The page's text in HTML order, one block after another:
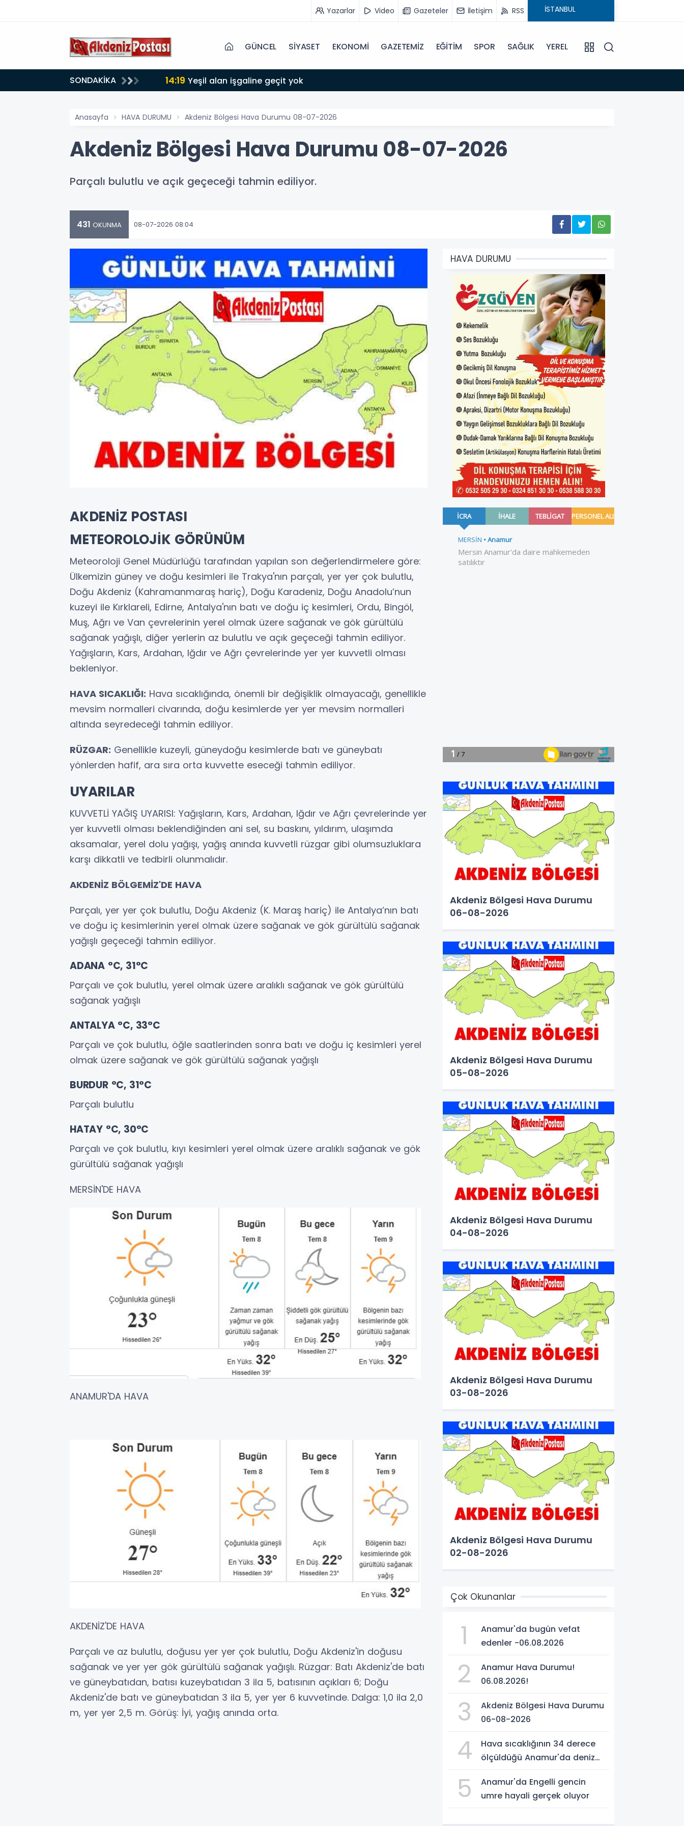
Yazarlar Video Gazeteler İletişim RSS
GÜNCEL SİYASET EKONOMİ GAZETEMİZ EĞİTİM SPOR SAĞLIK YEREL
SONDAKİKA
30 dereceyi gördü 14:19 Yeşil alan işgaline geçit yok
Anasayfa HAVA DURUMU Akdeniz Bölgesi Hava Durumu 08-07-2026
Akdeniz Bölgesi Hava Durumu 08-07-2026
Parçalı bulutlu ve açık geçeceği tahmin ediliyor.
431 OKUNMA 08-07-2026 08:04
AKDENİZ POSTASI
METEOROLOJİK GÖRÜNÜM
Meteoroloji Genel Müdürlüğü tarafından yapılan son değerlendirmelere göre:
Ülkemizin güney ve doğu kesimleri ile Trakya'nın parçalı, yer yer çok bulutlu,
Doğu Akdeniz (Kahramanmaraş hariç), Doğu Karadeniz, Doğu Anadolu’nun
kuzeyi ile Kırklareli, Edirne, Antalya'nın batı ve doğu iç kesimleri, Ordu, Bingöl,
Muş, Ağrı ve Van çevrelerinin yerel olmak üzere sağanak ve gök gürültülü
sağanak yağışlı, diğer yerlerin az bulutlu ve açık geçeceği tahmin ediliyor.
Yağışların, Kars, Ardahan, Iğdır ve Ağrı çevrelerinde yer yer kuvvetli olması
bekleniyor.
HAVA SICAKLIĞI: Hava sıcaklığında, önemli bir değişiklik olmayacağı, genellikle
mevsim normalleri civarında, doğu kesimlerde yer yer mevsim normalleri
altında seyredeceği tahmin ediliyor.
RÜZGAR: Genellikle kuzeyli, güneydoğu kesimlerde batı ve güneybatı
yönlerden hafif, ara sıra orta kuvvette eseceği tahmin ediliyor.
UYARILAR
KUVVETLİ YAĞIŞ UYARISI: Yağışların, Kars, Ardahan, Iğdır ve Ağrı çevrelerinde yer
yer kuvvetli olması beklendiğinden ani sel, su baskını, yıldırım, ulaşımda
aksamalar, yerel dolu yağışı, yağış anında kuvvetli rüzgar gibi olumsuzluklara
karşı dikkatli ve tedbirli olunmalıdır.
AKDENİZ BÖLGEMİZ'DE HAVA
Parçalı, yer yer çok bulutlu, Doğu Akdeniz (K. Maraş hariç) ile Antalya’nın batı
ve doğu iç kesimlerinin yerel olmak üzere sağanak ve gök gürültülü sağanak
yağışlı geçeceği tahmin ediliyor.
ADANA °C, 31°C
Parçalı ve çok bulutlu, yerel olmak üzere aralıklı sağanak ve gök gürültülü
sağanak yağışlı
ANTALYA °C, 33°C
Parçalı ve çok bulutlu, öğle saatlerinden sonra batı ve doğu iç kesimleri yerel
olmak üzere sağanak ve gök gürültülü sağanak yağışlı
BURDUR °C, 31°C
Parçalı bulutlu
HATAY °C, 30°C
Parçalı ve çok bulutlu, kıyı kesimleri yerel olmak üzere aralıklı sağanak ve gök
gürültülü sağanak yağışlı
MERSİN'DE HAVA
ANAMUR'DA HAVA
AKDENİZ'DE HAVA
Parçalı ve az bulutlu, doğusu yer yer çok bulutlu, Doğu Akdeniz'in doğusu
sağanak ve yer yer gök gürültülü sağanak yağışlı. Rüzgar: Batı Akdeniz'de batı
ve güneybatıdan, batısı kuzeybatıdan 3 ila 5, batısının açıkları 6; Doğu
Akdeniz'de batı ve güneybatıdan 3 ila 5, yer yer 6 kuvvetinde. Dalga: 1,0 ila 2,0
m, yer yer 2,5 m. Görüş: İyi, yağış anında orta.
HAVA DURUMU
Akdeniz Bölgesi Hava Durumu
06-08-2026
Akdeniz Bölgesi Hava Durumu
05-08-2026
Akdeniz Bölgesi Hava Durumu
04-08-2026
Akdeniz Bölgesi Hava Durumu
03-08-2026
Akdeniz Bölgesi Hava Durumu
02-08-2026
Çok Okunanlar
1
Anamur'da bugün vefat
edenler -06.08.2026
2
Anamur Hava Durumu!
06.08.2026!
3
Akdeniz Bölgesi Hava Durumu
06-08-2026
4
Hava sıcaklığının 34 derece
ölçüldüğü Anamur'da deniz
gördü
5
Anamur'da Engelli gencin
umre hayali gerçek oluyor